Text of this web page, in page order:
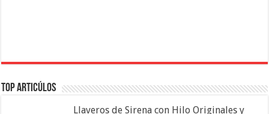
Top Articúlos
Llaveros de Sirena con Hilo Originales y